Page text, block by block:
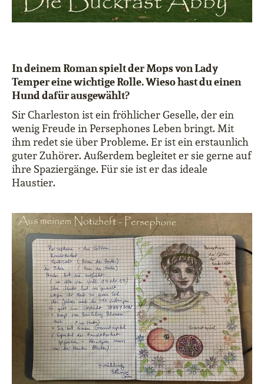
In deinem Roman spielt der Mops von Lady
Temper eine wichtige Rolle. Wieso hast du einen
Hund dafür ausgewählt?
Sir Charleston ist ein fröhlicher Geselle, der ein
wenig Freude in Persephones Leben bringt. Mit
ihm redet sie über Probleme. Er ist ein erstaunlich
guter Zuhörer. Außerdem begleitet er sie gerne auf
ihre Spaziergänge. Für sie ist er das ideale
Haustier.